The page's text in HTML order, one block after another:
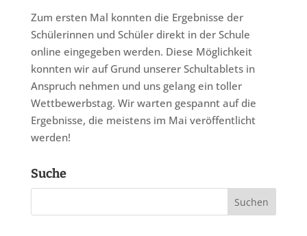
Zum ersten Mal konnten die Ergebnisse der
Schülerinnen und Schüler direkt in der Schule
online eingegeben werden. Diese Möglichkeit
konnten wir auf Grund unserer Schultablets in
Anspruch nehmen und uns gelang ein toller
Wettbewerbstag. Wir warten gespannt auf die
Ergebnisse, die meistens im Mai veröffentlicht
werden!
Suche